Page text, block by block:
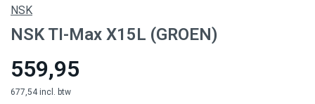
NSK
NSK TI-Max X15L (GROEN)
559,95
677,54 incl. btw